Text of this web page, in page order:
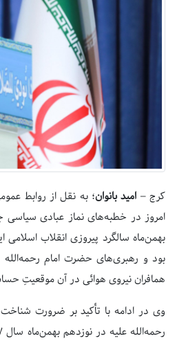
کرج – امید بانوان؛ به نقل از روابط
امروز در خطبه‌های نماز عبادی
بهمن‌ماه سالگرد پیروزی انقلاب
همافران نیروی هوائی در آن موقعیتِ
وی در ادامه با تأکید بر ضرورت